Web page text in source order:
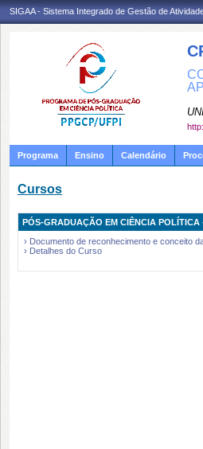
SIGAA - Sistema Integrado de Gestão de
Programa Ensino Calendário
Cursos
PÓS-GRADUAÇÃO EM CIÊNCIA POLÍTICA
› Documento de reconhecimento e conceito
› Detalhes do Curso